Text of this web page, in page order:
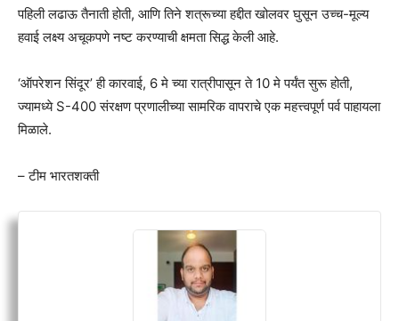
पहिली लढाऊ तैनाती होती, आणि तिने शत्रूच्या हद्दीत खोलवर घुसून उच्च-मूल्य
हवाई लक्ष्य अचूकपणे नष्ट करण्याची क्षमता सिद्ध केली आहे.
‘ऑपरेशन सिंदूर’ ही कारवाई, 6 मे च्या रात्रीपासून ते 10 मे पर्यंत सुरू होती,
ज्यामध्ये S-400 संरक्षण प्रणालीच्या सामरिक वापराचे एक महत्त्वपूर्ण पर्व पाहायला
मिळाले.
– टीम भारतशक्ती